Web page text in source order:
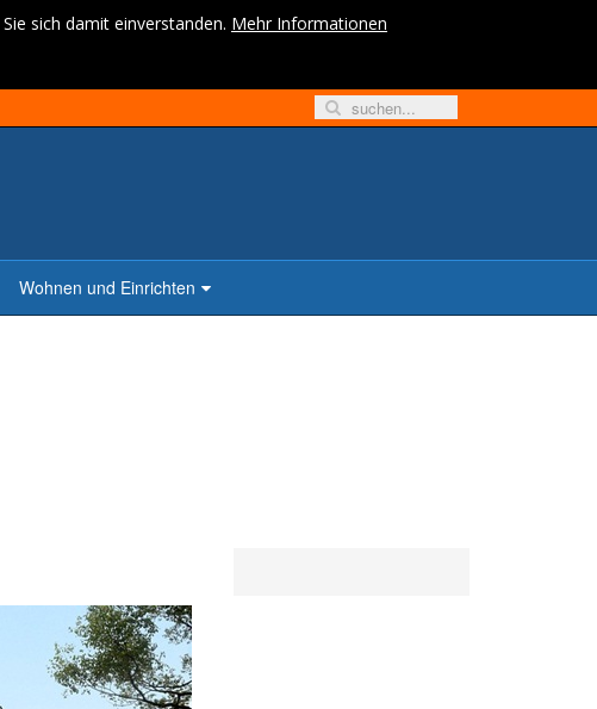
sich damit einverstanden. Mehr Informationen
Wohnen und Einrichten